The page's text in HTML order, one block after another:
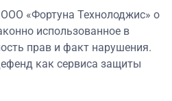
«Фортуна Технолоджис» о
использованное в
прав и факт нарушения.
как сервиса защиты